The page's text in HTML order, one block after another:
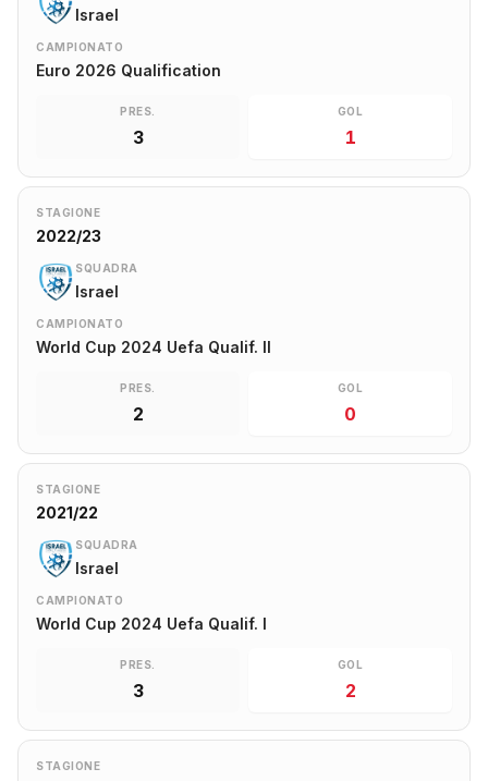
Israel
CAMPIONATO
Euro 2026 Qualification
PRES.
3
GOL
1
STAGIONE
2022/23
SQUADRA
Israel
CAMPIONATO
World Cup 2024 Uefa Qualif. II
PRES.
2
GOL
0
STAGIONE
2021/22
SQUADRA
Israel
CAMPIONATO
World Cup 2024 Uefa Qualif. I
PRES.
3
GOL
2
STAGIONE